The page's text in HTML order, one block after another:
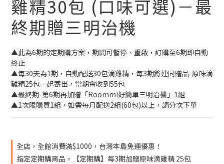
雞精30包 (口味可選)－最
終期贈三明治機
▲此為6期的定期購方案，期間可暫停、重啟，訂購至6期即自動
終止
▲每30天為1期，自動配送30包滴雞精，每3期將連同贈品-原味滴
雞精25包一起寄出，當期會收到55包
▲最終期-第6期再加贈「Roommi好簡單三明治機」1組
▲1次限購買1組，如需每月配送2組(60包)以上，請分次下單
全店，全館消費滿$1000，台灣本島免運優惠！
指定定期購商品，【定期購】每3期加贈原味滴雞精 25包